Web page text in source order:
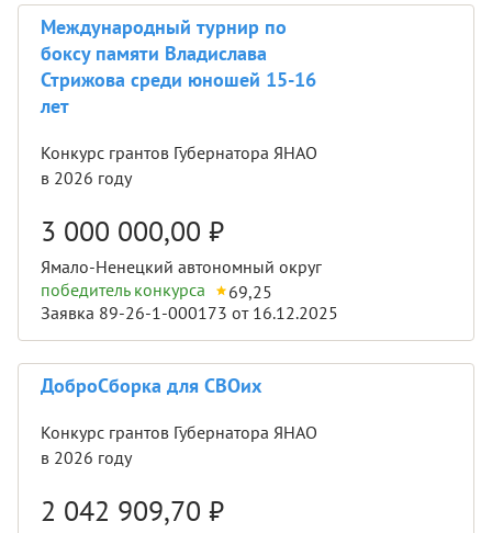
Международный турнир по
боксу памяти Владислава
Стрижова среди юношей 15-16
лет
Конкурс грантов Губернатора ЯНАО
в 2026 году
3 000 000,00 ₽
Ямало-Ненецкий автономный округ
победитель конкурса
69,25
Заявка 89-26-1-000173 от 16.12.2025
ДоброСборка для СВОих
Конкурс грантов Губернатора ЯНАО
в 2026 году
2 042 909,70 ₽